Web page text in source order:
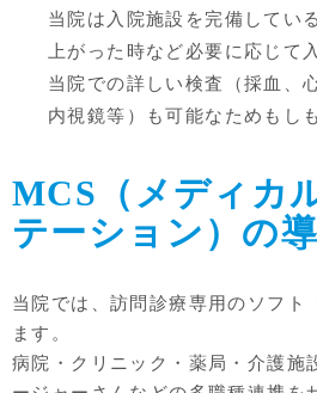
当院は入院施設を完備してい
上がった時など必要に応じて
当院での詳しい検査（採血、
内視鏡等）も可能なためもし
MCS（メディカ
テーション）の
当院では、訪問診療専用のソフト
ます。
病院・クリニック・薬局・介護施